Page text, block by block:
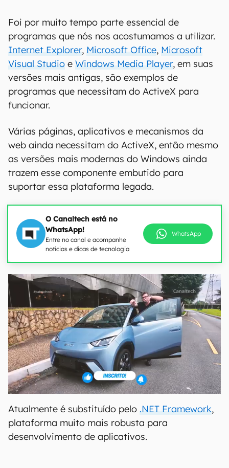
Foi por muito tempo parte essencial de
programas que nós nos acostumamos a utilizar.
Internet Explorer, Microsoft Office, Microsoft
Visual Studio e Windows Media Player, em suas
versões mais antigas, são exemplos de
programas que necessitam do ActiveX para
funcionar.
Várias páginas, aplicativos e mecanismos da
web ainda necessitam do ActiveX, então mesmo
as versões mais modernas do Windows ainda
trazem esse componente embutido para
suportar essa plataforma legada.
O Canaltech está no
WhatsApp!
Entre no canal e acompanhe
notícias e dicas de tecnologia
WhatsApp
Atualmente é substituído pelo .NET Framework,
plataforma muito mais robusta para
desenvolvimento de aplicativos.